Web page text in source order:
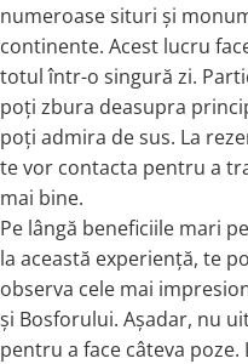
numeroase situri și
continente. Acest lucru
totul într-o singură zi.
poți zbura deasupra
poți admira de sus. La
te vor contacta pentru a
mai bine.
Pe lângă beneficiile mari
la această experiență, te
observa cele mai
și Bosforului. Așadar, nu
pentru a face câteva